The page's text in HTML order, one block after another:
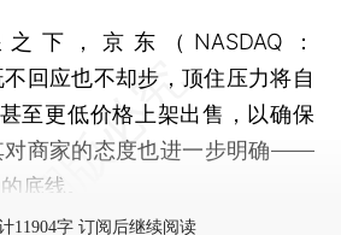
，京东（NASDAQ：
不回应也不却步，顶住压力将自
至更低价格上架出售，以确保
对商家的态度也进一步明确——
底线。
11904字 订阅后继续阅读